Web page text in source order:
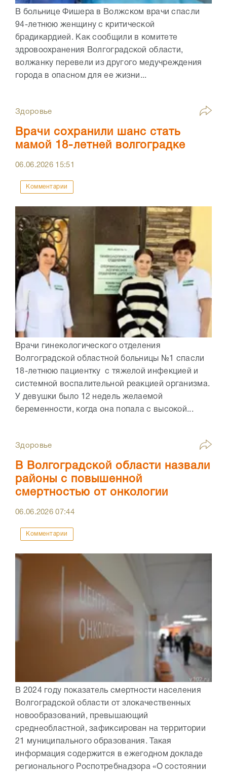
В больнице Фишера в Волжском врачи спасли
94-летнюю женщину с критической
брадикардией. Как сообщили в комитете
здровоохранения Волгоградской области,
волжанку перевели из другого медучреждения
города в опасном для ее жизни...
Здоровье
Врачи сохранили шанс стать
мамой 18-летней волгоградке
06.06.2026 15:51
Комментарии
Врачи гинекологического отделения
Волгоградской областной больницы №1 спасли
18-летнюю пациентку с тяжелой инфекцией и
системной воспалительной реакцией организма.
У девушки было 12 недель желаемой
беременности, когда она попала с высокой...
Здоровье
В Волгоградской области назвали
районы с повышенной
смертностью от онкологии
06.06.202607:44
Комментарии
В 2024 году показатель смертности населения
Волгоградской области от злокачественных
новообразований, превышающий
среднеобластной, зафиксирован на территории
21 муниципального образования. Такая
информация содержится в ежегодном докладе
регионального Роспотребнадзора «О состоянии